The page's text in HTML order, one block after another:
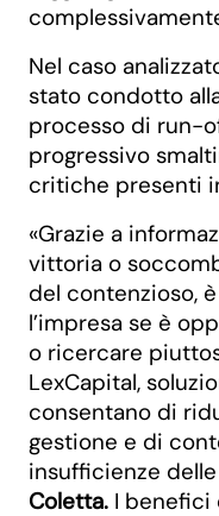
Nel caso
stato condotto
processo di run-
progressivo
critiche presenti
«Grazie a
vittoria o
del contenzioso,
l’impresa se è
o ricercare
LexCapital,
consentano di
gestione e di
insufficienze
Coletta. I benefici